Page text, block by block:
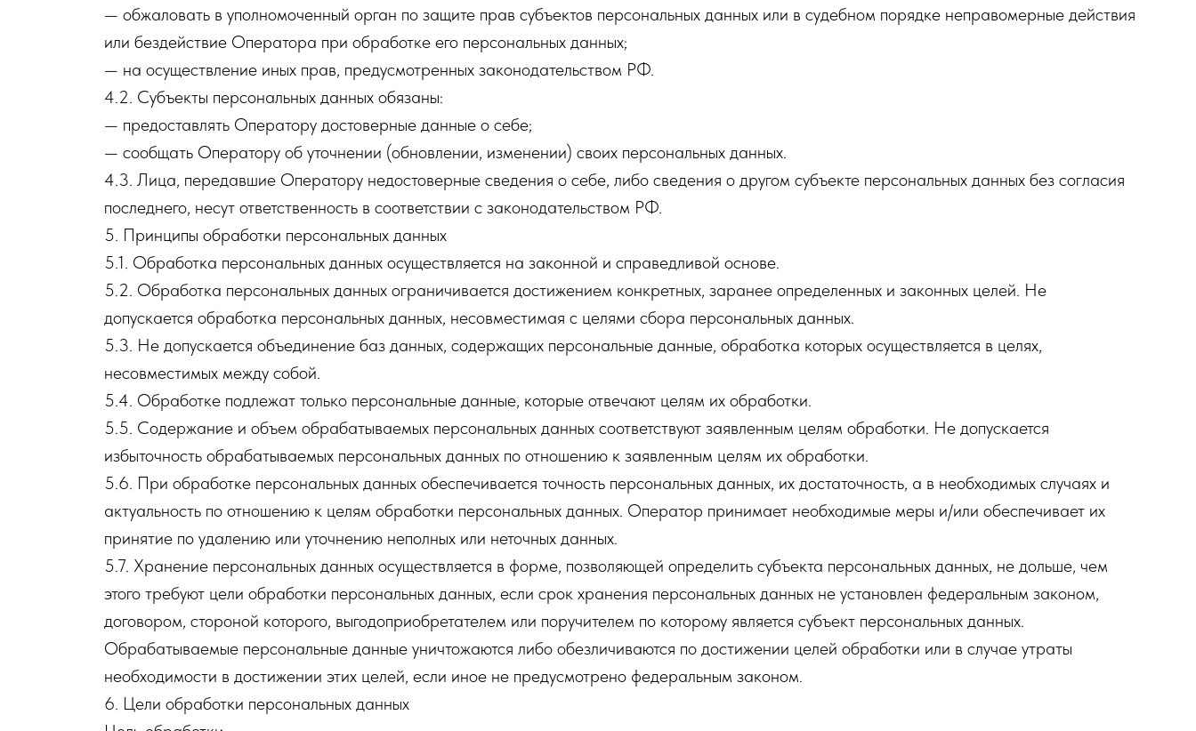
— обжаловать в уполномоченный орган по защите прав субъектов персональных данных или в судебном порядке неправомерные действия
или бездействие Оператора при обработке его персональных данных;
— на осуществление иных прав, предусмотренных законодательством РФ.
4.2. Субъекты персональных данных обязаны:
— предоставлять Оператору достоверные данные о себе;
— сообщать Оператору об уточнении (обновлении, изменении) своих персональных данных.
4.3. Лица, передавшие Оператору недостоверные сведения о себе, либо сведения о другом субъекте персональных данных без согласия
последнего, несут ответственность в соответствии с законодательством РФ.
5. Принципы обработки персональных данных
5.1. Обработка персональных данных осуществляется на законной и справедливой основе.
5.2. Обработка персональных данных ограничивается достижением конкретных, заранее определенных и законных целей. Не
допускается обработка персональных данных, несовместимая с целями сбора персональных данных.
5.3. Не допускается объединение баз данных, содержащих персональные данные, обработка которых осуществляется в целях,
несовместимых между собой.
5.4. Обработке подлежат только персональные данные, которые отвечают целям их обработки.
5.5. Содержание и объем обрабатываемых персональных данных соответствуют заявленным целям обработки. Не допускается
избыточность обрабатываемых персональных данных по отношению к заявленным целям их обработки.
5.6. При обработке персональных данных обеспечивается точность персональных данных, их достаточность, а в необходимых случаях и
актуальность по отношению к целям обработки персональных данных. Оператор принимает необходимые меры и/или обеспечивает их
принятие по удалению или уточнению неполных или неточных данных.
5.7. Хранение персональных данных осуществляется в форме, позволяющей определить субъекта персональных данных, не дольше, чем
этого требуют цели обработки персональных данных, если срок хранения персональных данных не установлен федеральным законом,
договором, стороной которого, выгодоприобретателем или поручителем по которому является субъект персональных данных.
Обрабатываемые персональные данные уничтожаются либо обезличиваются по достижении целей обработки или в случае утраты
необходимости в достижении этих целей, если иное не предусмотрено федеральным законом.
6. Цели обработки персональных данных